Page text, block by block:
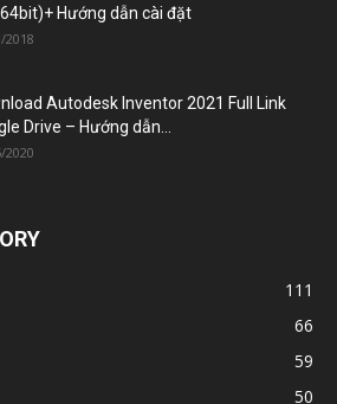
Hướng dẫn cài đặt
2018
Autodesk Inventor 2021 Full Link
Drive – Hướng dẫn...
2020
111
66
59
50